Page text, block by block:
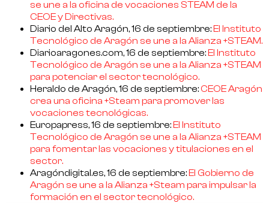
se une a la oficina de vocaciones STEAM de la
CEOE y Directivas.
Diario del Alto Aragón, 16 de septiembre:El Instituto
Tecnológico de Aragón se une a la Alianza +STEAM.
Diarioaragones.com, 16 de septiembre:El Instituto
Tecnológico de Aragón se une a la Alianza +STEAM
para potenciar el sector tecnológico.
Heraldo de Aragón, 16 de septiembre:CEOE Aragón
crea una oficina +Steam para promover las
vocaciones tecnológicas.
Europapress, 16 de septiembre:El Instituto
Tecnológico de Aragón se une a la Alianza +STEAM
para fomentar las vocaciones y titulaciones en el
sector.
Aragóndigital.es, 16 de septiembre:El Gobierno de
Aragón se une a la Alianza +Steam para impulsar la
formación en el sector tecnológico.